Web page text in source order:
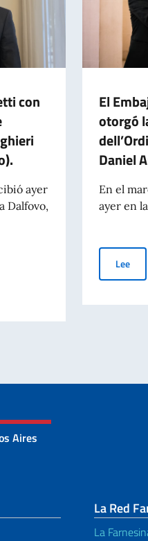
con
ayer
Dalfovo,
la Dra. Mariangela Dalfovo, de
El
otorgó
Daniel
En el
ayer en
LeeEl
Aires
La Red
La